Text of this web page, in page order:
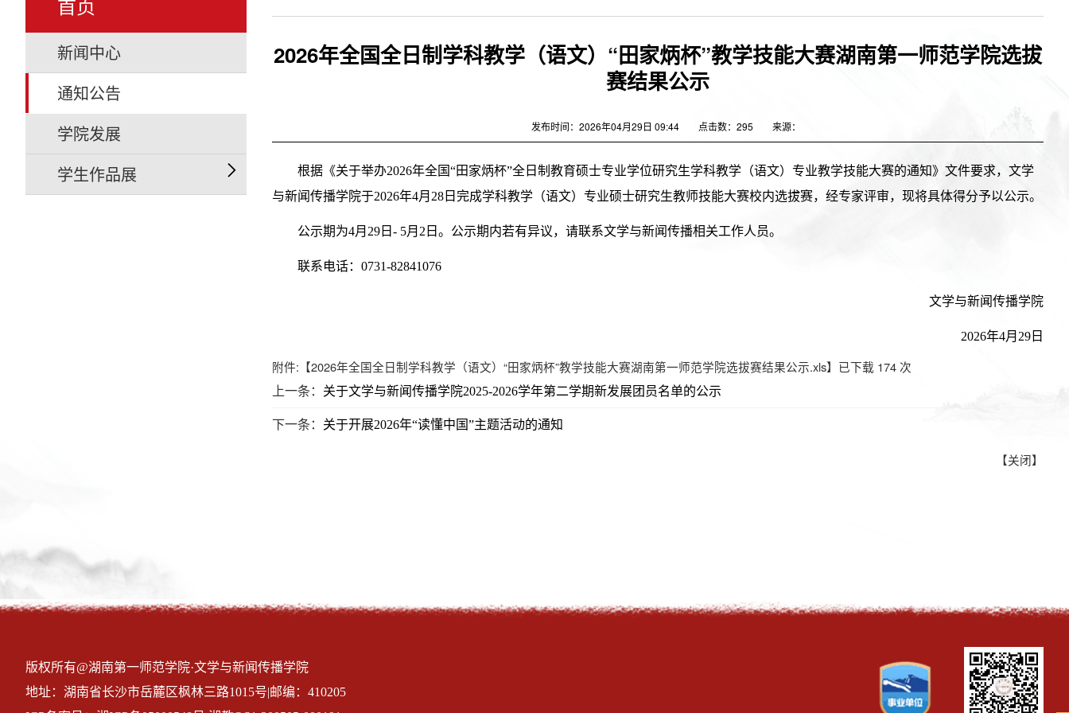
新闻中心
通知公告
学院发展
学生作品展
2026年全国全日制学科教学（语文）“田家炳杯”教学技能大赛湖南第一师范学院选拔
赛结果公示
发布时间：2026年04月29日 09:44 点击数： 295 来源：
根据《关于举办2026年全国“田家炳杯”全日制教育硕士专业学位研究生学科教学（语文）专业教学技能大赛的通知》文件要求，文学
与新闻传播学院于2026年4月28日完成学科教学（语文）专业硕士研究生教师技能大赛校内选拔赛，经专家评审，现将具体得分予以公示。
公示期为4月29日- 5月2日。公示期内若有异议，请联系文学与新闻传播相关工作人员。
联系电话：0731-82841076
文学与新闻传播学院
2026年4月29日
附件:【2026年全国全日制学科教学（语文）“田家炳杯”教学技能大赛湖南第一师范学院选拔赛结果公示.xls】已下载 174次
上一条： 关于文学与新闻传播学院2025-2026学年第二学期新发展团员名单的公示
下一条： 关于开展2026年“读懂中国”主题活动的通知
【关闭】
版权所有@湖南第一师范学院·文学与新闻传播学院
地址：湖南省长沙市岳麓区枫林三路1015号|邮编：410205